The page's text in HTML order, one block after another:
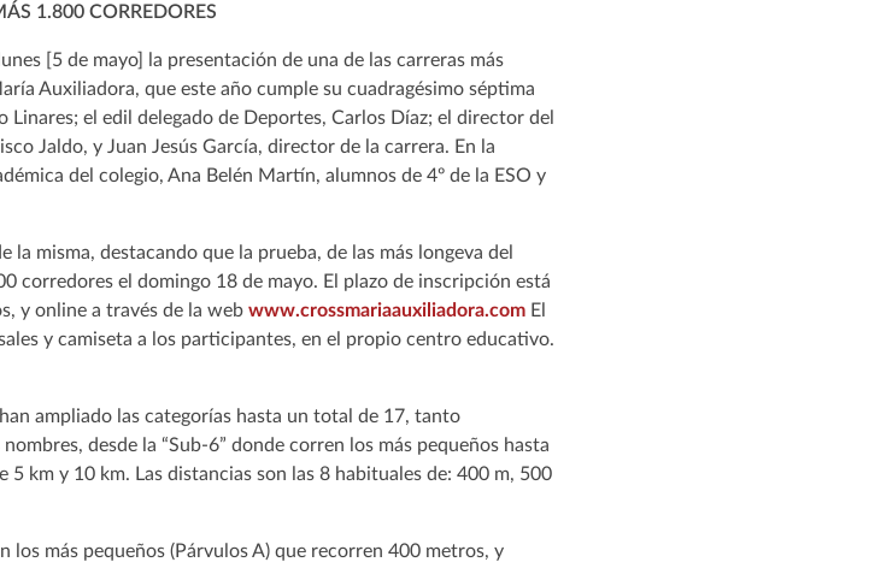
1.800 CORREDORES
[5 de mayo] la presentación de una de las carreras más
Auxiliadora, que este año cumple su cuadragésimo séptima
el edil delegado de Deportes, Carlos Díaz; el director del
Jaldo, y Juan Jesús García, director de la carrera. En la
del colegio, Ana Belén Martín, alumnos de 4º de la ESO y
misma, destacando que la prueba, de las más longeva del
corredores el domingo 18 de mayo. El plazo de inscripción está
y online a través de la webwww.crossmariaauxiliadora.com El
y camiseta a los participantes, en el propio centro educativo.
ampliado las categorías hasta un total de 17, tanto
desde la “Sub-6” donde corren los más pequeños hasta
5 km y 10 km. Las distancias son las 8 habituales de: 400 m, 500
los más pequeños (Párvulos A) que recorren 400 metros, y